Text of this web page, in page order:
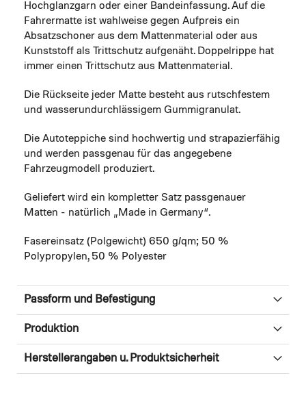
Hochglanzgarn oder einer Bandeinfassung. Auf die
Fahrermatte ist wahlweise gegen Aufpreis ein
Absatzschoner aus dem Mattenmaterial oder aus
Kunststoff als Trittschutz aufgenäht. Doppelrippe hat
immer einen Trittschutz aus Mattenmaterial.
Die Rückseite jeder Matte besteht aus rutschfestem
und wasserundurchlässigem Gummigranulat.
Die Autoteppiche sind hochwertig und strapazierfähig
und werden passgenau für das angegebene
Fahrzeugmodell produziert.
Geliefert wird ein kompletter Satz passgenauer
Matten - natürlich „Made in Germany“.
Fasereinsatz (Polgewicht) 650 g/qm; 50 %
Polypropylen, 50 % Polyester
Passform und Befestigung
Produktion
Herstellerangaben u. Produktsicherheit